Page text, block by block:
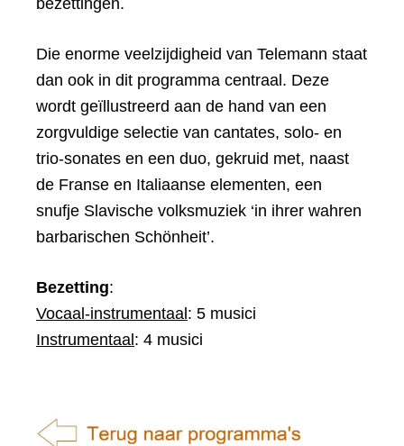
Die enorme veelzijdigheid van Telemann staat
dan ook in dit programma centraal. Deze
wordt geïllustreerd aan de hand van een
zorgvuldige selectie van cantates, solo- en
trio-sonates en een duo, gekruid met, naast
de Franse en Italiaanse elementen, een
snufje Slavische volksmuziek ‘in ihrer wahren
barbarischen Schönheit’.
Bezetting:
Vocaal-instrumentaal: 5 musici
Instrumentaal: 4 musici